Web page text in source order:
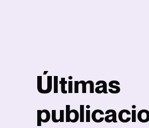
Últimas